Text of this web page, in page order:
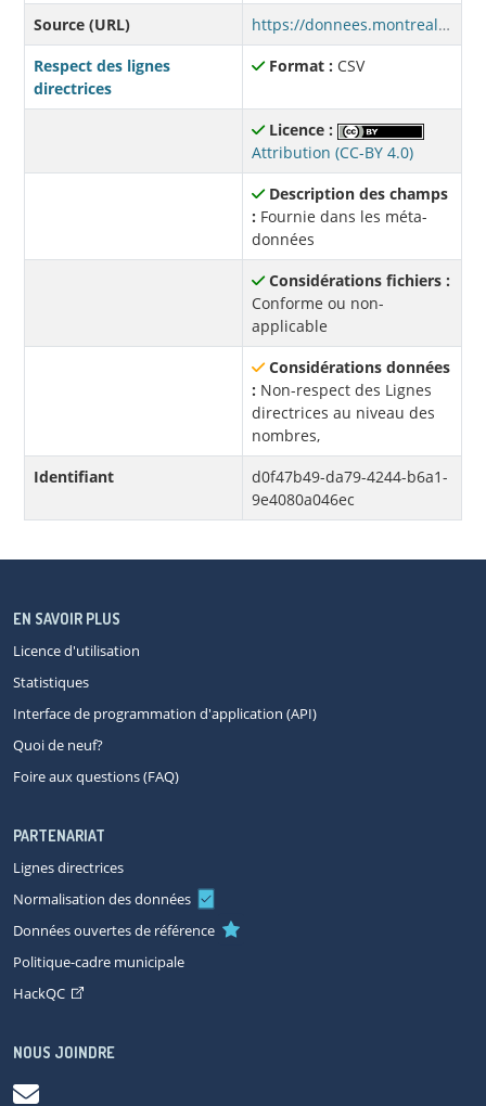
Source (URL)
https://donnees.montreal.ca/dataset/30bafcfe-b63e-4af4-a179-e64ed606a403/resource/d0f47b49-da79-4244-b6a1-9e4080a046ec/download/donneesqualo2009.csv
Respect des lignes
directrices
Format : CSV
Licence :
Attribution (CC-BY 4.0)
Description des champs
: Fournie dans les méta-
données
Considérations fichiers :
Conforme ou non-
applicable
Considérations données
: Non-respect des Lignes
directrices au niveau des
nombres,
Identifiant
d0f47b49-da79-4244-b6a1-
9e4080a046ec
EN SAVOIR PLUS
Licence d'utilisation
Statistiques
Interface de programmation d'application (API)
Quoi de neuf?
Foire aux questions (FAQ)
PARTENARIAT
Lignes directrices
Normalisation des données
Données ouvertes de référence
Politique-cadre municipale
HackQC
NOUS JOINDRE